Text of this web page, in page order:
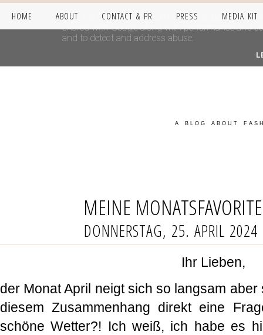
HOME ABOUT CONTACT & PR PRESS MEDIA KIT
A BLOG ABOUT
MEINE
DONNERSTAG, 25. APRIL 2024
Ihr Lieben,
der Monat April neigt sich so langsam
diesem Zusammenhang direkt eine
schöne Wetter?! Ich weiß, ich habe es
This site uses cookies from Google to deliver its
shared with Google along with performance and
and to detect and address abuse.